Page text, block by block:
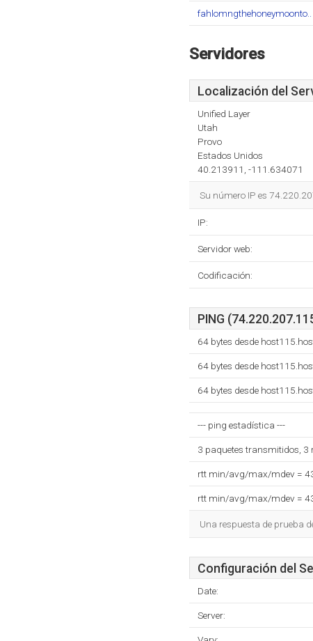
fahlomngthehoneymoonto..
Servidores
Localización del
Unified Layer
Utah
Provo
Estados Unidos
40.213911, -111.634071
Su número IP es
IP:
Servidor web:
Codificación:
PING
64 bytes desde
64 bytes desde
64 bytes desde
--- ping estadística ---
3 paquetes transmitidos, 3
rtt min/avg/max/mdev =
rtt min/avg/max/mdev =
Una respuesta de prueba
Configuración del
Date:
Server: